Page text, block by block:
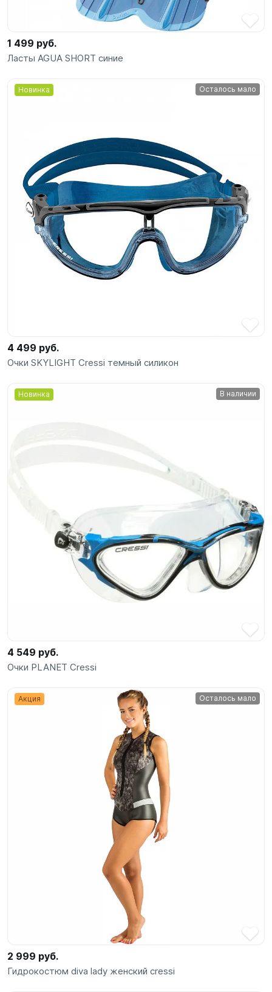
1 499 руб.
Ласты AGUA SHORT синие
Новинка Осталось мало
4 499 руб.
Очки SKYLIGHT Cressi темный силикон
Новинка В наличии
4 549 руб.
Очки PLANET Cressi
Акция Осталось мало
2 999 руб.
Гидрокостюм diva lady женский cressi